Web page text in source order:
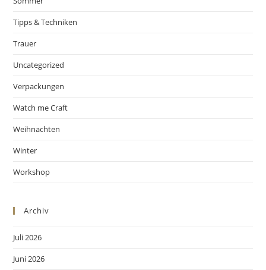
Tipps & Techniken
Trauer
Uncategorized
Verpackungen
Watch me Craft
Weihnachten
Winter
Workshop
Archiv
Juli 2026
Juni 2026